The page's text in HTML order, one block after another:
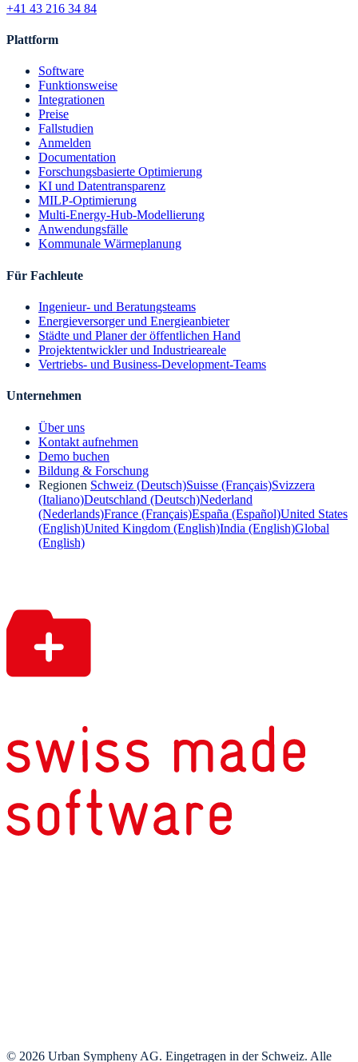
+41 43 216 34 84
Plattform
Software
Funktionsweise
Integrationen
Preise
Fallstudien
Anmelden
Documentation
Forschungsbasierte Optimierung
KI und Datentransparenz
MILP-Optimierung
Multi-Energy-Hub-Modellierung
Anwendungsfälle
Kommunale Wärmeplanung
Für Fachleute
Ingenieur- und Beratungsteams
Energieversorger und Energieanbieter
Städte und Planer der öffentlichen Hand
Projektentwickler und Industrieareale
Vertriebs- und Business-Development-Teams
Unternehmen
Über uns
Kontakt aufnehmen
Demo buchen
Bildung & Forschung
Regionen Schweiz (Deutsch)Suisse (Français)Svizzera
(Italiano)Deutschland (Deutsch)Nederland
(Nederlands)France (Français)España (Español)United States
(English)United Kingdom (English)India (English)Global
(English)
© 2026 Urban Sympheny AG. Eingetragen in der Schweiz. Alle